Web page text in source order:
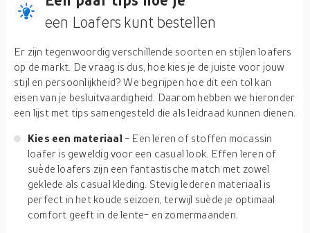
een Loafers kunt bestellen
Er zijn tegenwoordig verschillende soorten en stijlen loafers
op de markt. De vraag is dus, hoe kies je de juiste voor jouw
stijl en persoonlijkheid? We begrijpen hoe dit een tol kan
eisen van je besluitvaardigheid. Daarom hebben we hieronder
een lijst met tips samengesteld die als leidraad kunnen dienen.
Kies een materiaal- Een leren of stoffen mocassin
loafer is geweldig voor een casual look. Effen leren of
suède loafers zijn een fantastische match met zowel
geklede als casual kleding. Stevig lederen materiaal is
perfect in het koude seizoen, terwijl suède je optimaal
comfort geeft in de lente- en zomermaanden.